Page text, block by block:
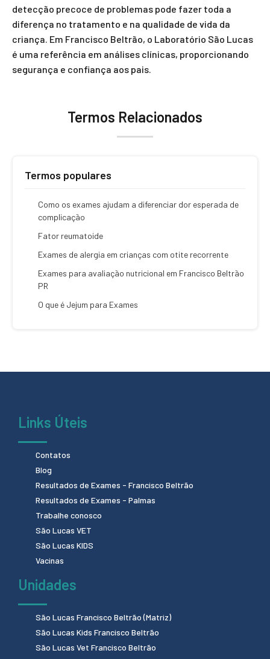
detecção precoce de problemas pode fazer toda a
diferença no tratamento e na qualidade de vida da
criança. Em Francisco Beltrão, o Laboratório São Lucas
é uma referência em análises clínicas, proporcionando
segurança e confiança aos pais.
Termos Relacionados
Termos populares
Como os exames ajudam a diferenciar dor esperada de
complicação
Fator reumatoide
Exames de alergia em crianças com otite recorrente
Exames para avaliação nutricional em Francisco Beltrão
PR
O que é Jejum para Exames
Links Úteis
Contatos
Blog
Resultados de Exames - Francisco Beltrão
Resultados de Exames - Palmas
Trabalhe conosco
São Lucas VET
São Lucas KIDS
Vacinas
Unidades
São Lucas Francisco Beltrão (Matriz)
São Lucas Kids Francisco Beltrão
São Lucas Vet Francisco Beltrão